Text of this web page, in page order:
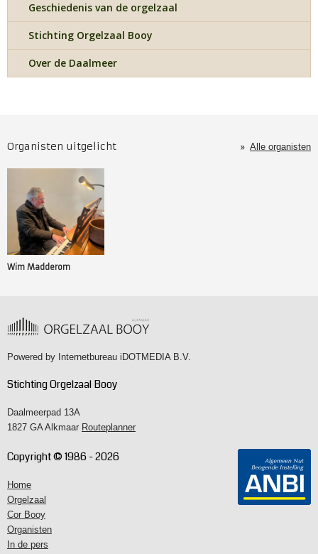
Geschiedenis van de orgelzaal
Stichting Orgelzaal Booy
Over de Daalmeer
Organisten uitgelicht Alle organisten
Wim Madderom
Powered by Internetbureau iDOTMEDIA B.V.
Stichting Orgelzaal Booy
Daalmeerpad 13A
1827 GA Alkmaar Routeplanner
Copyright © 1986 - 2026
Home
Orgelzaal
Cor Booy
Organisten
In de pers